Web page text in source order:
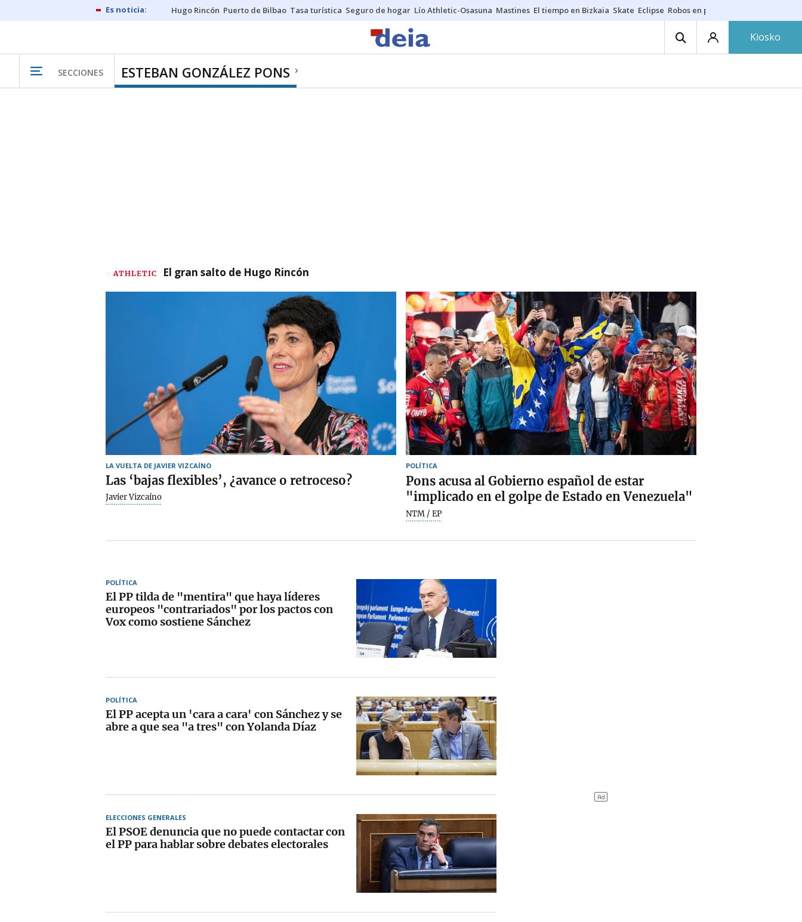
Hugo Rincón Puerto de Bilbao Tasa turística Seguro de hogar Lío Athletic-Osasuna Mastines El tiempo en Bizkaia Skate Eclipse Robos en playas
Kiosko
SECCIONES ESTEBAN GONZÁLEZ PONS
ATHLETIC El gran salto de Hugo Rincón
LA VUELTA DE JAVIER VIZCAÍNO
Las ‘bajas flexibles’, ¿avance o retroceso?
Javier Vizcaíno
POLÍTICA
Pons acusa al Gobierno español de estar
"implicado en el golpe de Estado en Venezuela"
NTM / EP
POLÍTICA
El PP tilda de "mentira" que haya líderes
europeos "contrariados" por los pactos con
Vox como sostiene Sánchez
POLÍTICA
El PP acepta un 'cara a cara' con Sánchez y se
abre a que sea "a tres" con Yolanda Díaz
ELECCIONES GENERALES
El PSOE denuncia que no puede contactar con
el PP para hablar sobre debates electorales